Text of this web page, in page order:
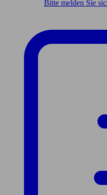
Bitte melden Sie